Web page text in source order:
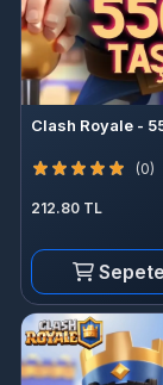
Clash Royale -
(0)
212.80 TL